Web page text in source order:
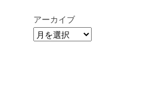
アーカイブ